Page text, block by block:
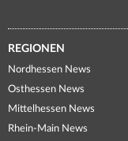
REGIONEN
Nordhessen News
Osthessen News
Mittelhessen News
Rhein-Main News